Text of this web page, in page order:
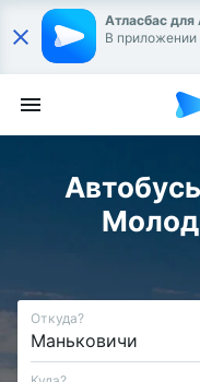
Атласбас для
В приложении
Откуда?